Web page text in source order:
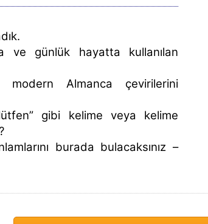
ve günlük hayatta kullanılan
modern Almanca çevirilerini
gibi kelime veya kelime
burada bulacaksınız –